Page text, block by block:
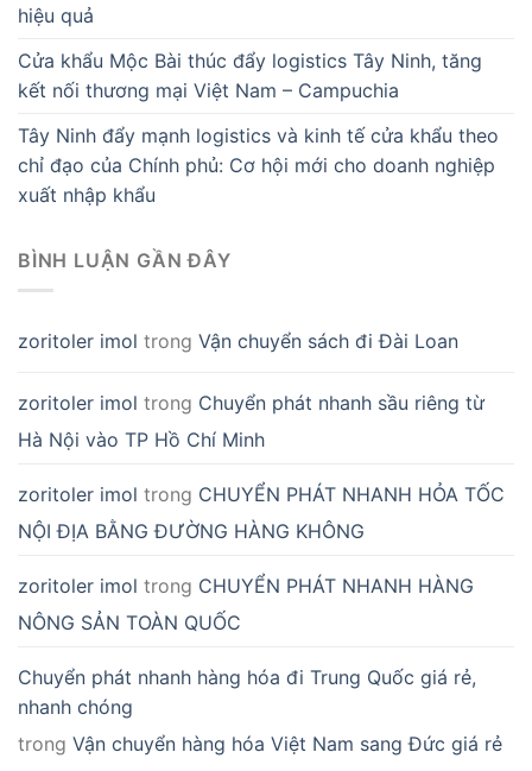
hiệu quả
Cửa khẩu Mộc Bài thúc đẩy logistics Tây Ninh, tăng
kết nối thương mại Việt Nam – Campuchia
Tây Ninh đẩy mạnh logistics và kinh tế cửa khẩu theo
chỉ đạo của Chính phủ: Cơ hội mới cho doanh nghiệp
xuất nhập khẩu
BÌNH LUẬN GẦN ĐÂY
zoritoler imol trong Vận chuyển sách đi Đài Loan
zoritoler imol trong Chuyển phát nhanh sầu riêng từ
Hà Nội vào TP Hồ Chí Minh
zoritoler imol trong CHUYỂN PHÁT NHANH HỎA TỐC
NỘI ĐỊA BẰNG ĐƯỜNG HÀNG KHÔNG
zoritoler imol trong CHUYỂN PHÁT NHANH HÀNG
NÔNG SẢN TOÀN QUỐC
Chuyển phát nhanh hàng hóa đi Trung Quốc giá rẻ,
nhanh chóng
trong Vận chuyển hàng hóa Việt Nam sang Đức giá rẻ